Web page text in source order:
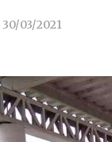
30/03/2021